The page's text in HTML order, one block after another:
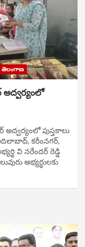
తెలంగాణ
అద్వర్యంలో
పుస్తకాలు
కరీంనగర్,
వి నరేందర్ రెడ్డి
అభ్యర్థులకు